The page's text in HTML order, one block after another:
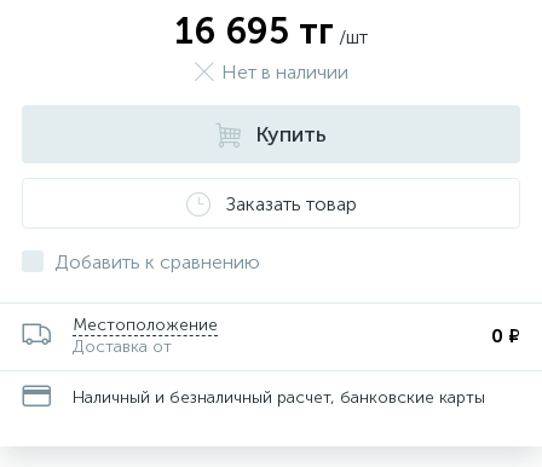
16 695 тг /шт
Нет в наличии
Купить
Заказать товар
Добавить к сравнению
Местоположение
Доставка от
0 ₽
Наличный и безналичный расчет, банковские карты